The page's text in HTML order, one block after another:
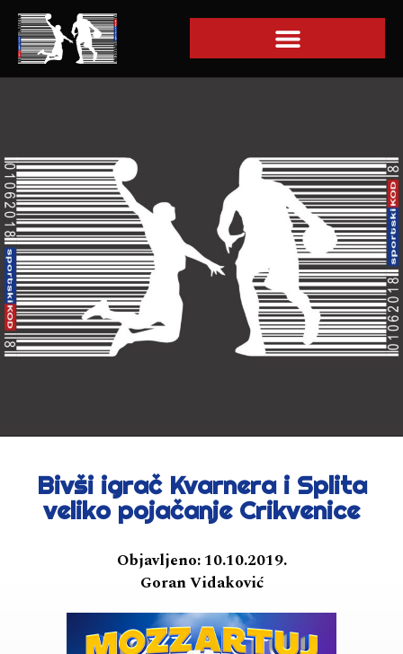
Bivši igrač Kvarnera i Splita
veliko pojačanje Crikvenice
Objavljeno: 10.10.2019.
Goran Vidaković